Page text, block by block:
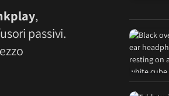
,
passivi.